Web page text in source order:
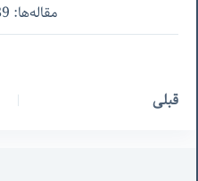
مقاله‌ها: 1589
قبلی